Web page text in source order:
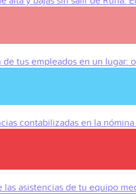
tus empleados en un lugar:
contabilizadas en la
las asistencias de tu equipo